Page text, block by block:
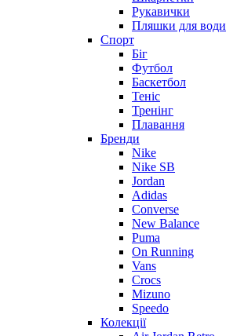
Рукавички
Пляшки для води
Спорт
Біг
Футбол
Баскетбол
Теніс
Тренінг
Плавання
Бренди
Nike
Nike SB
Jordan
Adidas
Converse
New Balance
Puma
On Running
Vans
Crocs
Mizuno
Speedo
Колекції